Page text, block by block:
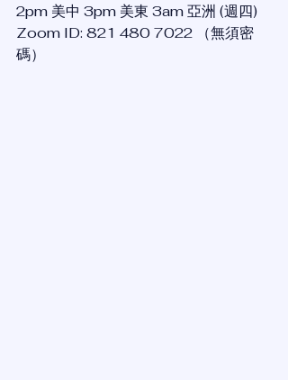
2pm 美中 3pm 美東 3am 亞洲 (週四)
Zoom ID: 821 480 7022 （無須密
碼）